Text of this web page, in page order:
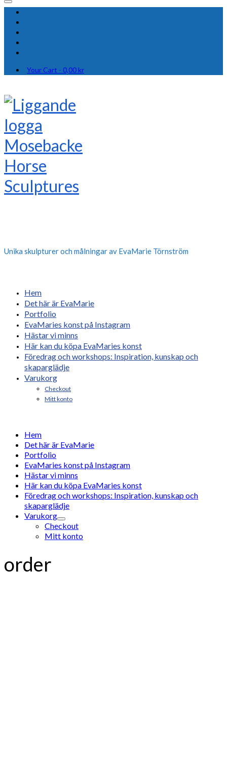
Your Cart - 0,00kr
Unika skulpturer och målningar av EvaMarie Törnström
Hem
Det här är EvaMarie
Portfolio
EvaMaries konst på Instagram
Hästar vi minns
Här kan du köpa EvaMaries konst
Föredrag och workshops: Inspiration, kunskap och
skaparglädje
Varukorg
Checkout
Mitt konto
Hem
Det här är EvaMarie
Portfolio
EvaMaries konst på Instagram
Hästar vi minns
Här kan du köpa EvaMaries konst
Föredrag och workshops: Inspiration, kunskap och
skaparglädje
Varukorg
Checkout
Mitt konto
order